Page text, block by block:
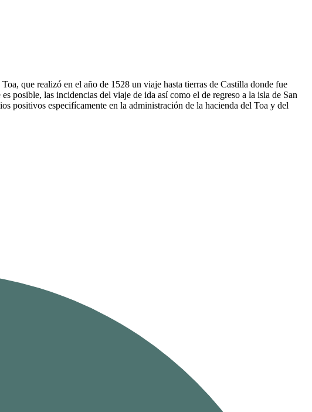
que realizó en el año de 1528 un viaje hasta tierras de Castilla donde fue
posible, las incidencias del viaje de ida así como el de regreso a la isla de San
positivos especifícamente en la administración de la hacienda del Toa y del